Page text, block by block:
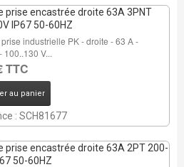
prise encastrée droite 63A 3PNT
IP67 50-60HZ
industrielle PK - droite - 63 A -
100..130 V...
TTC
au panier
: SCH81677
prise encastrée droite 63A 2PT 200-
50-60HZ